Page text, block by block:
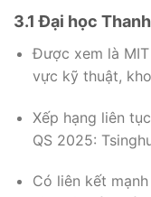
3.1 Đại học
Được xem là
vực kỹ thuật,
Xếp hạng liên
QS 2025:
Có liên kết